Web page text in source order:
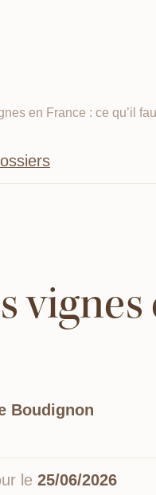
en France : ce qu’il
vignes
Boudignon
le 25/06/2026